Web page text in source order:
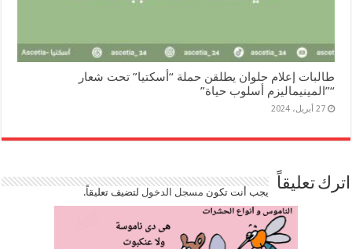
طالبات إعلام حلوان يطلقن حملة “أسكتيا” تحت شعار
“”المينيماليزم أسلوب حياة”
27 أبريل، 2024
اترك تعليقاً يجب أنت تكون مسجل الدخوللتضيف تعليقاً.